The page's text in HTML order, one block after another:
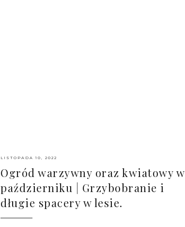
LISTOPADA 10, 2022
Ogród warzywny oraz kwiatowy w
październiku | Grzybobranie i
długie spacery w lesie.